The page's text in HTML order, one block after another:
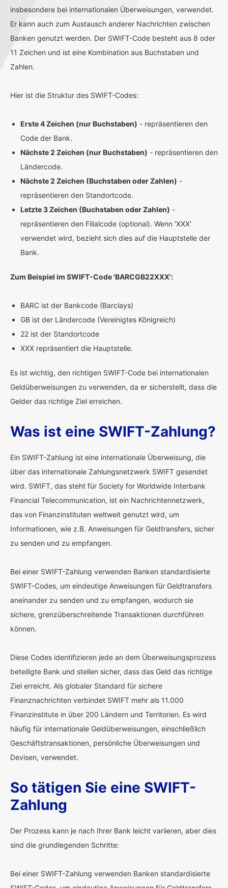
insbesondere bei internationalen Überweisungen, verwendet.
Er kann auch zum Austausch anderer Nachrichten zwischen
Banken genutzt werden. Der SWIFT-Code besteht aus 8 oder
11 Zeichen und ist eine Kombination aus Buchstaben und
Zahlen.
Hier ist die Struktur des SWIFT-Codes:
Erste 4 Zeichen (nur Buchstaben) - repräsentieren den
Code der Bank.
Nächste 2 Zeichen (nur Buchstaben) - repräsentieren den
Ländercode.
Nächste 2 Zeichen (Buchstaben oder Zahlen) -
repräsentieren den Standortcode.
Letzte 3 Zeichen (Buchstaben oder Zahlen) -
repräsentieren den Filialcode (optional). Wenn 'XXX'
verwendet wird, bezieht sich dies auf die Hauptstelle der
Bank.
Zum Beispiel im SWIFT-Code 'BARCGB22XXX':
BARC ist der Bankcode (Barclays)
GB ist der Ländercode (Vereinigtes Königreich)
22 ist der Standortcode
XXX repräsentiert die Hauptstelle.
Es ist wichtig, den richtigen SWIFT-Code bei internationalen
Geldüberweisungen zu verwenden, da er sicherstellt, dass die
Gelder das richtige Ziel erreichen.
Was ist eine SWIFT-Zahlung?
Ein SWIFT-Zahlung ist eine internationale Überweisung, die
über das internationale Zahlungsnetzwerk SWIFT gesendet
wird. SWIFT, das steht für Society for Worldwide Interbank
Financial Telecommunication, ist ein Nachrichtennetzwerk,
das von Finanzinstituten weltweit genutzt wird, um
Informationen, wie z.B. Anweisungen für Geldtransfers, sicher
zu senden und zu empfangen.
Bei einer SWIFT-Zahlung verwenden Banken standardisierte
SWIFT-Codes, um eindeutige Anweisungen für Geldtransfers
aneinander zu senden und zu empfangen, wodurch sie
sichere, grenzüberschreitende Transaktionen durchführen
können.
Diese Codes identifizieren jede an dem Überweisungsprozess
beteiligte Bank und stellen sicher, dass das Geld das richtige
Ziel erreicht. Als globaler Standard für sichere
Finanznachrichten verbindet SWIFT mehr als 11.000
Finanzinstitute in über 200 Ländern und Territorien. Es wird
häufig für internationale Geldüberweisungen, einschließlich
Geschäftstransaktionen, persönliche Überweisungen und
Devisen, verwendet.
So tätigen Sie eine SWIFT-
Zahlung
Der Prozess kann je nach Ihrer Bank leicht variieren, aber dies
sind die grundlegenden Schritte:
Bei einer SWIFT-Zahlung verwenden Banken standardisierte